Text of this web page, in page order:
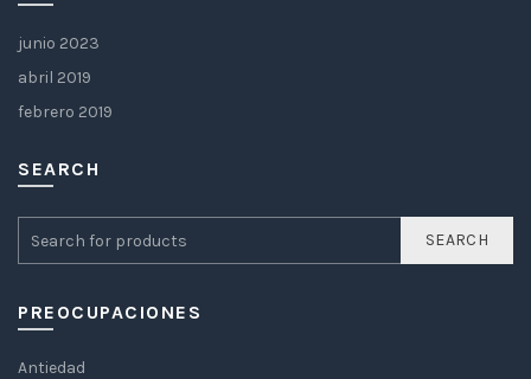
junio 2023
abril 2019
febrero 2019
SEARCH
SEARCH
PREOCUPACIONES
Antiedad